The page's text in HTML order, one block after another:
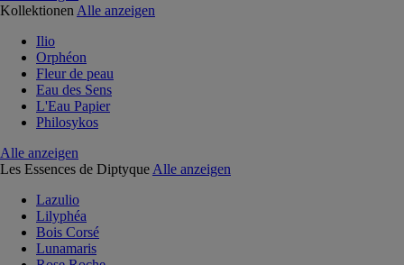
Kollektionen Alle anzeigen
Ilio
Orphéon
Fleur de peau
Eau des Sens
L'Eau Papier
Philosykos
Alle anzeigen
Les Essences de Diptyque Alle anzeigen
Lazulio
Lilyphéa
Bois Corsé
Lunamaris